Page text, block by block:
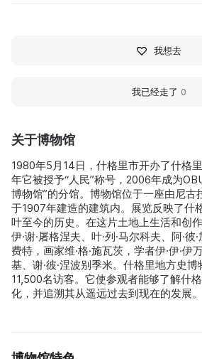
关于博物馆
1980年5月14日，什格里市开办了什格
年它被授予“人民”称号，2006年成为
博物馆”的分馆。博物馆位于一座由尼古
于1907年建造的建筑内。展览反映了什
叶至今的历史。在这片土地上生活和创
伊·谢·屠格涅夫、叶·列·马尔科夫、阿·彼
费特，画家维·格·施瓦茨，学者伊·伊·伊
基、谢·彼·涅波别季米。什格里地方史
11,500名访客。它使参观者能够了解什
化，并追溯其从遥远过去到现在的发展。
我想去
我已经走了 0